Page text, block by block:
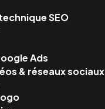
SEO
Ads
& réseaux sociaux